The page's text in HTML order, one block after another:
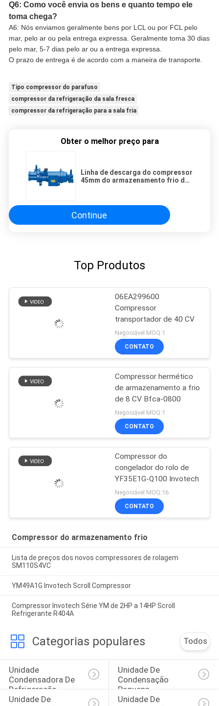
Q6: Como você envia os bens e quanto tempo ele
toma chega?
A6: Nós enviamos geralmente bens por LCL ou por FCL pelo
mar, pelo ar ou pela entrega expressa. Geralmente toma 30 dias
pelo mar, 5-7 dias pelo ar ou a entrega expressa.
O prazo de entrega é de acordo com a maneira de transporte.
Tipo compressor do parafuso
compressor da refrigeração da sala fresca
compressor da refrigeração para a sala fria
Obter o melhor preço para
Linha de descarga do compressor
45mm do armazenamento frio do
Continue
Top Produtos
06EA299600
Compressor
transportador de 40 CV
Negociável MOQ:1
CONTATO
Compressor hermético
de armazenamento a frio
de 8 CV Bfca-0800
Negociável MOQ:1
CONTATO
Compressor do
congelador do rolo de
YF35E1G-Q100 Invotech
Negociável MOQ:16
CONTATO
Compressor do armazenamento frio
Lista de preços dos novos compressores de rolagem
SM110S4VC
YM49A1G Invotech Scroll Compressor
Compressor Invotech Série YM de 2HP a 14HP Scroll
Refrigerante R404A
Categorias populares Todos
Unidade
Condensadora De
Refrigeração
Unidade De
Condensação
Pequena
Unidade De
Unidade De